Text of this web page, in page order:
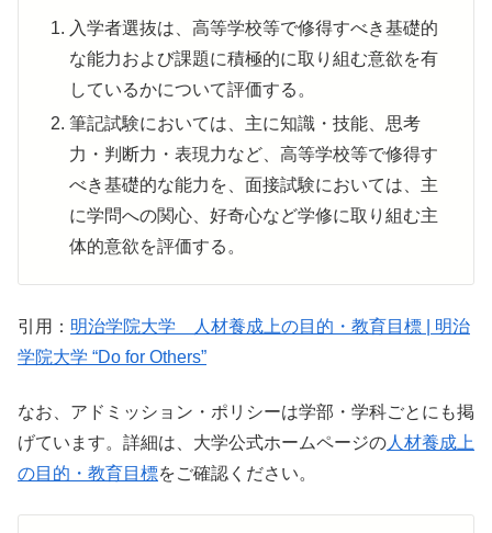
入学者選抜は、高等学校等で修得すべき基礎的
な能力および課題に積極的に取り組む意欲を有
しているかについて評価する。
筆記試験においては、主に知識・技能、思考
力・判断力・表現力など、高等学校等で修得す
べき基礎的な能力を、面接試験においては、主
に学問への関心、好奇心など学修に取り組む主
体的意欲を評価する。
引用： 明治学院大学 人材養成上の目的・教育目標 | 明治
学院大学 “Do for Others”
なお、アドミッション・ポリシーは学部・学科ごとにも掲
げています。詳細は、大学公式ホームページの人材養成上
の目的・教育目標をご確認ください。